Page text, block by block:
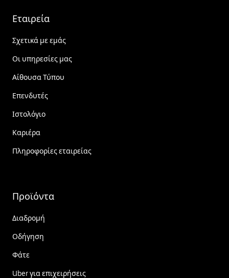
Εταιρεία
Σχετικά με εμάς
Οι υπηρεσίες μας
Αίθουσα Τύπου
Επενδυτές
Ιστολόγιο
Καριέρα
Πληροφορίες εταιρείας
Προϊόντα
Διαδρομή
Οδήγηση
Φάτε
Uber για επιχειρήσεις